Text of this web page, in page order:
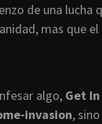
de una lucha
mas que
algo, Get
invasion,